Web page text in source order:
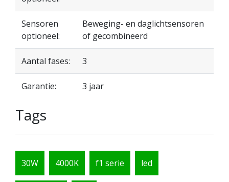
Sensoren
optioneel:
Beweging- en daglichtsensoren
of gecombineerd
Aantal fases: 3
Garantie: 3 jaar
Tags
30W 4000K f1 serie led